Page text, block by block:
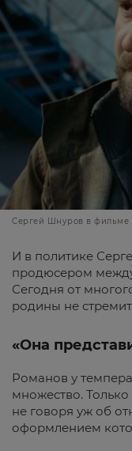
Сергей Шнуров в фильме
И в политике
продюсером
Сегодня от
родины не
«Она
Романов у
множество.
не говоря уж об
оформлением